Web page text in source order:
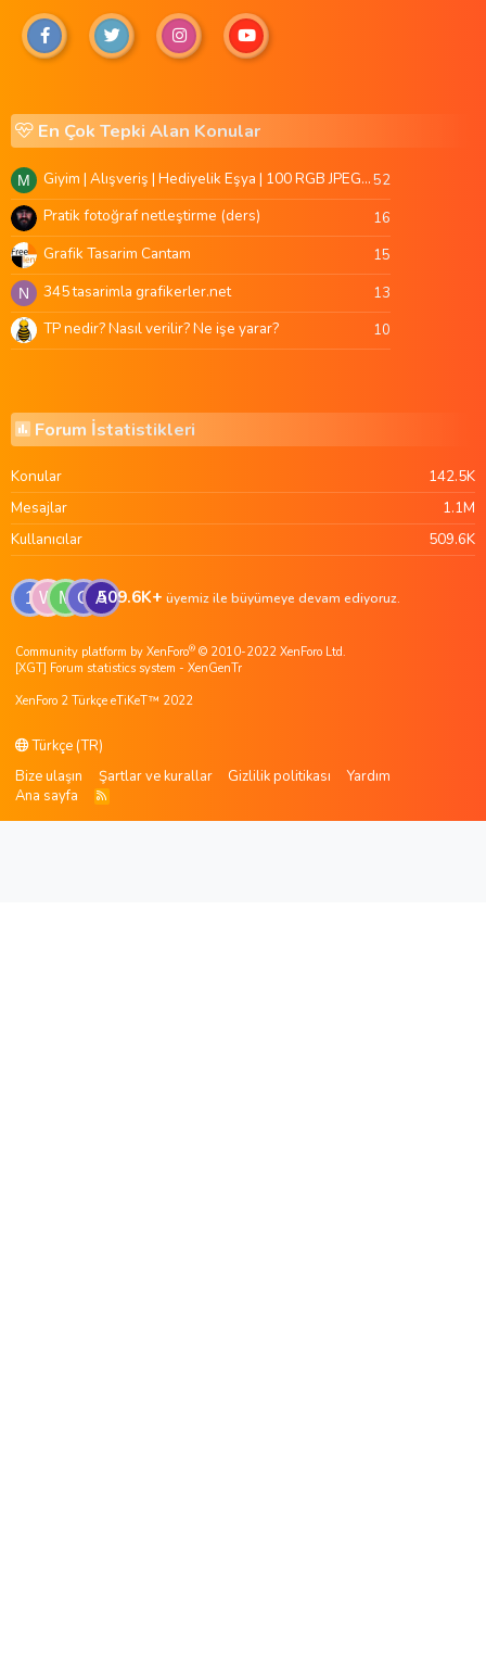
En Çok Tepki Alan Konular
M Giyim | Alışveriş | Hediyelik Eşya | 100 RGB JPEG Images | 5920x4420 Pixels | 501 MB52
Pratik fotoğraf netleştirme (ders) 16
Grafik Tasarim Cantam 15
N 345 tasarimla grafikerler.net 13
TP nedir? Nasıl verilir? Ne işe yarar? 10
Forum İstatistikleri
Konular
142.5K
Mesajlar
1.1M
Kullanıcılar
509.6K
1 W M G A
509.6K+ üyemiz ile büyümeye devam ediyoruz.
Community platform by XenForo® © 2010-2022 XenForo Ltd.
[XGT] Forum statistics system - XenGenTr
XenForo 2 Türkçe eTiKeT™ 2022
Türkçe (TR)
Bize ulaşın
Şartlar ve kurallar Gizlilik politikası
Yardım
Ana sayfa
R
S
S